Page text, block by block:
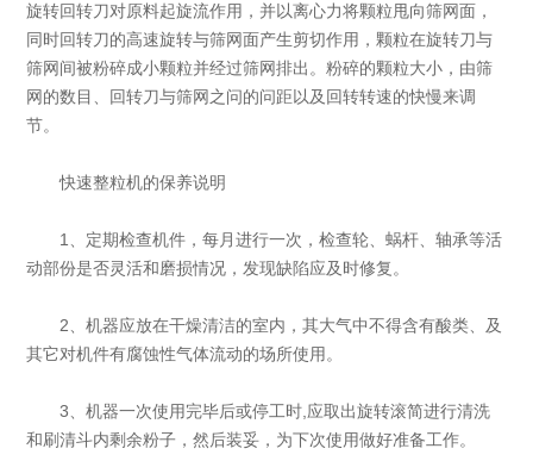
旋转回转刀对原料起旋流作用，并以离心力将颗粒甩向筛网面，
同时回转刀的高速旋转与筛网面产生剪切作用，颗粒在旋转刀与
筛网间被粉碎成小颗粒并经过筛网排出。粉碎的颗粒大小，由筛
网的数目、回转刀与筛网之问的问距以及回转转速的快慢来调
节。
快速整粒机的保养说明
1、定期检查机件，每月进行一次，检查轮、蜗杆、轴承等活
动部份是否灵活和磨损情况，发现缺陷应及时修复。
2、机器应放在干燥清洁的室内，其大气中不得含有酸类、及
其它对机件有腐蚀性气体流动的场所使用。
3、机器一次使用完毕后或停工时,应取出旋转滚简进行清洗
和刷清斗内剩余粉子，然后装妥，为下次使用做好准备工作。